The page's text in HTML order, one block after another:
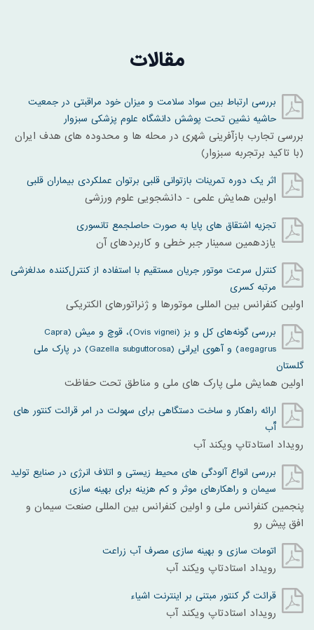
مقالات
بررسی ارتباط بین سواد سلامت و میزان خود مراقبتی در جمعیت
حاشیه نشین تحت پوشش دانشگاه علوم پزشکی سبزوار
بررسی تجارب بازآفرینی شهری در محله ها و محدوده های هدف ایران
(با تاکید برتجربه سبزوار)
اثر یک دوره تمرینات بازتوانی قلبی برتوان عملکردی بیماران قلبی
اولین همایش علمی - دانشجویی علوم ورزشی
تجزیه اشتقاق های پایا به صورت حاصلجمع تانسوری
یازدهمین سمینار جبر خطی و کاربردهای آن
کنترل سرعت موتور جریان مستقیم با استفاده از کنترل‌کننده مد‌لغزشی
مرتبه کسری
اولین کنفرانس بین المللی موتورها و ژنراتورهای الکتریکی
بررسی گونه‌‌های کل و بز (Ovis vignei)، قوچ و میش (Capra
aegagrus) و آهوی ایرانی (Gazella subguttorosa) در پارک ملی
گلستان
اولین همایش ملی پارک های ملی و مناطق تحت حفاظت
ارائه راهکار و ساخت دستگاهی برای سهولت در امر قرائت کنتور های
آّب
رویداد استادتاپ ویکند آب
بررسی انواع آلودگی های محیط زیستی و اتلاف انرژی در صنایع تولید
سیمان و راهکارهای موثر و کم هزینه برای بهینه سازی
پنجمین کنفرانس ملی و اولین کنفرانس بین المللی صنعت سیمان و
افق پیش رو
اتومات سازی و بهینه سازی مصرف آب زراعت
رویداد استادتاپ ویکند آب
قرائت گر کنتور مبتنی بر اینترنت اشیاء
رویداد استادتاپ ویکند آب